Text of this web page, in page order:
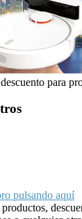
para
pulsando aquí